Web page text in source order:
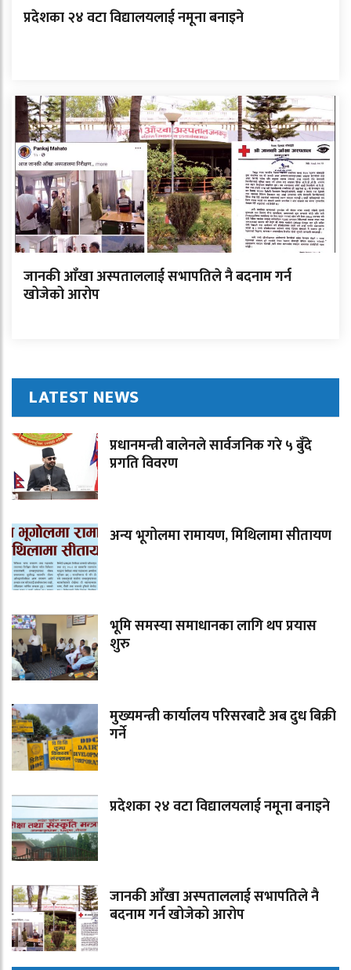
प्रदेशका २४ वटा विद्यालयलाई नमूना बनाइने
जानकी आँखा अस्पताललाई सभापतिले नै बदनाम गर्न
खोजेको आरोप
LATEST NEWS
प्रधानमन्त्री बालेनले सार्वजनिक गरे ५ बुँदे
प्रगति विवरण
अन्य भूगोलमा रामायण, मिथिलामा सीतायण
भूमि समस्या समाधानका लागि थप प्रयास
शुरु
मुख्यमन्त्री कार्यालय परिसरबाटै अब दुध बिक्री
गर्ने
प्रदेशका २४ वटा विद्यालयलाई नमूना बनाइने
जानकी आँखा अस्पताललाई सभापतिले नै
बदनाम गर्न खोजेको आरोप